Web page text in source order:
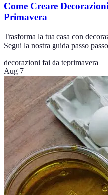
Come Creare
Primavera
Trasforma la tua casa con
Segui la nostra guida passo
decorazioni fai da teprimavera
Aug 7